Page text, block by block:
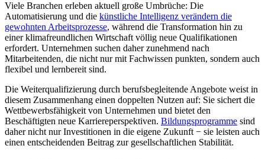
Viele Branchen erleben aktuell große Umbrüche: Die
Automatisierung und die künstliche Intelligenz verändern die
gewohnten Arbeitsprozesse, während die Transformation hin zu
einer klimafreundlichen Wirtschaft völlig neue Qualifikationen
erfordert. Unternehmen suchen daher zunehmend nach
Mitarbeitenden, die nicht nur mit Fachwissen punkten, sondern auch
flexibel und lernbereit sind.
Die Weiterqualifizierung durch berufsbegleitende Angebote weist in
diesem Zusammenhang einen doppelten Nutzen auf: Sie sichert die
Wettbewerbsfähigkeit von Unternehmen und bietet den
Beschäftigten neue Karriereperspektiven. Bildungsprogramme sind
daher nicht nur Investitionen in die eigene Zukunft − sie leisten auch
einen entscheidenden Beitrag zur gesellschaftlichen Stabilität.